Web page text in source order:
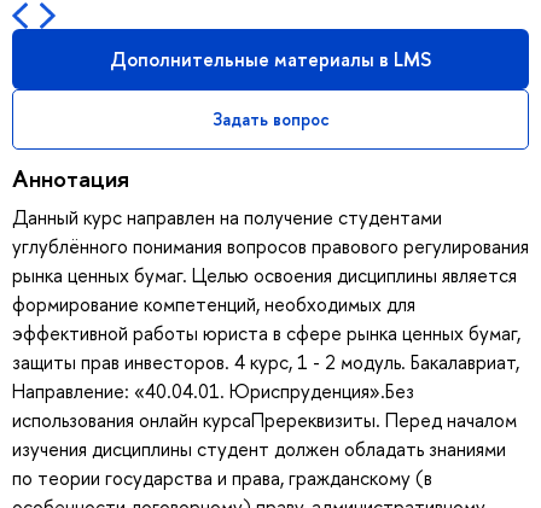
Дополнительные материалы в LMS
Задать вопрос
Аннотация
Данный курс направлен на получение студентами
углублённого понимания вопросов правового регулирования
рынка ценных бумаг. Целью освоения дисциплины является
формирование компетенций, необходимых для
эффективной работы юриста в сфере рынка ценных бумаг,
защиты прав инвесторов. 4 курс, 1 - 2 модуль. Бакалавриат,
Направление: «40.04.01. Юриспруденция».Без
использования онлайн курсаПререквизиты. Перед началом
изучения дисциплины студент должен обладать знаниями
по теории государства и права, гражданскому (в